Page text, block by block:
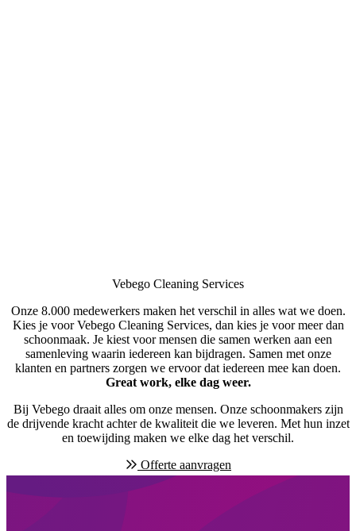
Vebego Cleaning Services
Onze 8.000 medewerkers maken het verschil in alles wat we doen.
Kies je voor Vebego Cleaning Services, dan kies je voor meer dan
schoonmaak. Je kiest voor mensen die samen werken aan een
samenleving waarin iedereen kan bijdragen. Samen met onze
klanten en partners zorgen we ervoor dat iedereen mee kan doen.
Great work, elke dag weer.
Bij Vebego draait alles om onze mensen. Onze schoonmakers zijn
de drijvende kracht achter de kwaliteit die we leveren. Met hun inzet
en toewijding maken we elke dag het verschil.
Offerte aanvragen